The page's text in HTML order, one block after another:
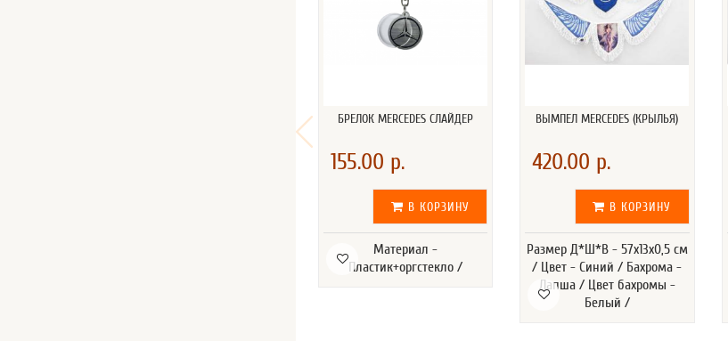
БРЕЛОК MERCEDES СЛАЙДЕР
155.00 р.
В КОРЗИНУ
Материал -
Пластик+оргстекло /
ВЫМПЕЛ MERCEDES (КРЫЛЬЯ)
420.00 р.
В КОРЗИНУ
Размер Д*Ш*В - 57х13х0,5 см
/ Цвет - Синий / Бахрома -
Лапша / Цвет бахромы -
Белый /